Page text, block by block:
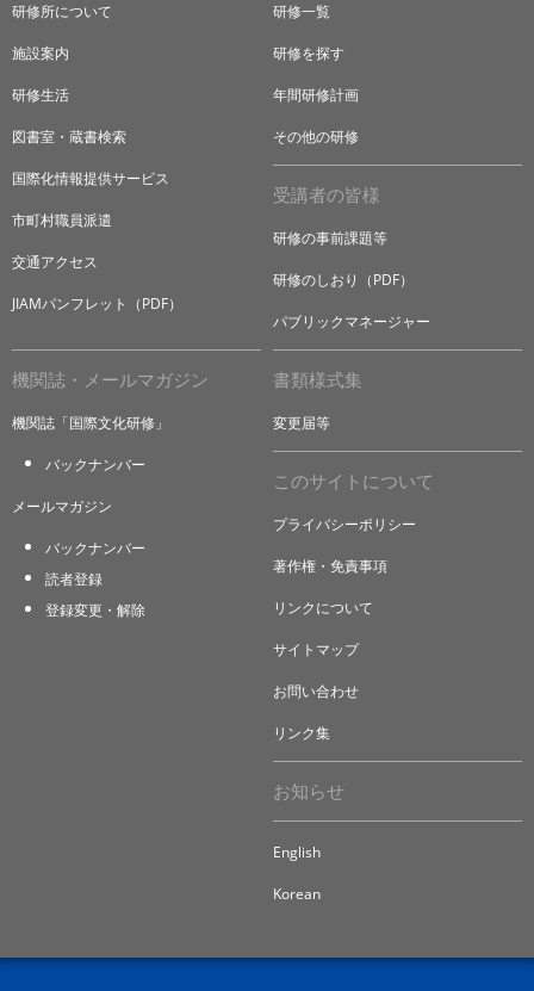
研修所について
施設案内
研修生活
図書室・蔵書検索
国際化情報提供サービス
市町村職員派遣
交通アクセス
JIAMパンフレット（PDF）
研修一覧
研修を探す
年間研修計画
その他の研修
受講者の皆様
研修の事前課題等
研修のしおり（PDF）
パブリックマネージャー
機関誌・メールマガジン
機関誌「国際文化研修」
バックナンバー
メールマガジン
バックナンバー
読者登録
登録変更・解除
書類様式集
変更届等
このサイトについて
プライバシーポリシー
著作権・免責事項
リンクについて
サイトマップ
お問い合わせ
リンク集
お知らせ
English
Korean